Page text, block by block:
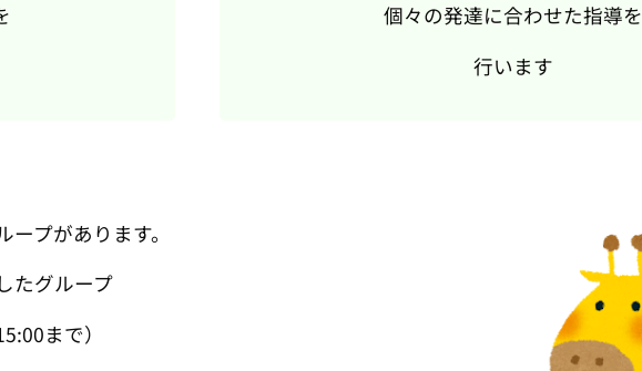
個々の発達に合わせた指導を
行います
プがあります。
たグループ
まで）